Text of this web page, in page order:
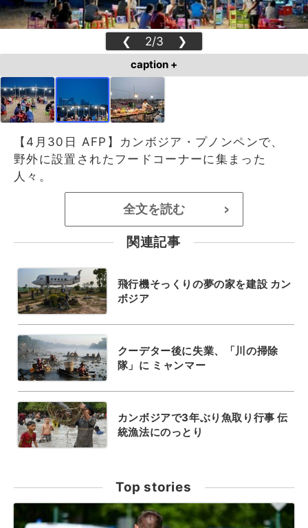
❮ 2/3 ❯
caption +
【4月30日 AFP】カンボジア・プノンペンで、
野外に設置されたフードコーナーに集まった
人々。
全文を読む >
関連記事
飛行機そっくりの夢の家を建設 カン
ボジア
クーデター後に失業、「川の掃除
隊」に ミャンマー
カンボジアで3年ぶり魚取り行事 伝
統漁法にのっとり
Top stories